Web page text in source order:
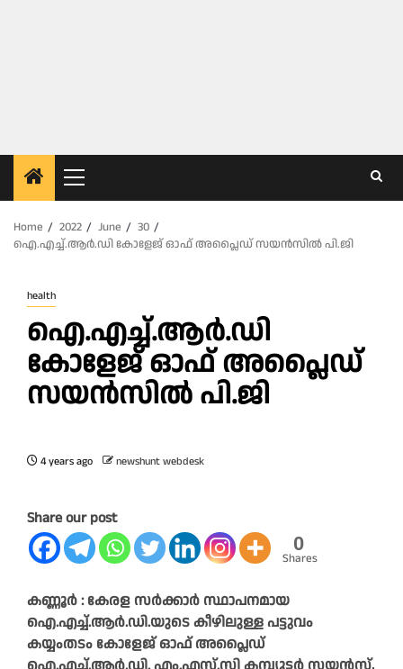
Primary
Menu
Home
2022 June
30
ഐ.എച്ച്.ആർ.ഡി കോളേജ് ഓഫ് അപ്ലൈഡ് സയൻസിൽ പി.ജി
health
ഐ.എച്ച്.ആർ.ഡി
കോളേജ് ഓഫ് അപ്ലൈഡ്
സയൻസിൽ പി.ജി
4 years ago newshunt webdesk
Share our post
0
Shares
കണ്ണൂർ : കേരള സർക്കാർ സ്ഥാപനമായ
ഐ.എച്ച്.ആർ.ഡി.യുടെ കീഴിലുള്ള പട്ടുവം
കയ്യംതടം കോളേജ് ഓഫ് അപ്ലൈഡ്